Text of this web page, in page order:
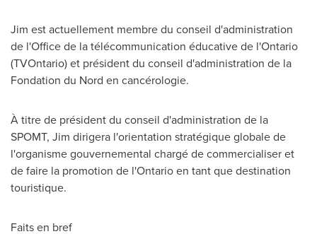
Jim est actuellement membre du conseil d'administration
de l'Office de la télécommunication éducative de l'Ontario
(TVOntario) et président du conseil d'administration de la
Fondation du Nord en cancérologie.
À titre de président du conseil d'administration de la
SPOMT, Jim dirigera l'orientation stratégique globale de
l'organisme gouvernemental chargé de commercialiser et
de faire la promotion de l'Ontarioen tant que destination
touristique.
Faits en bref